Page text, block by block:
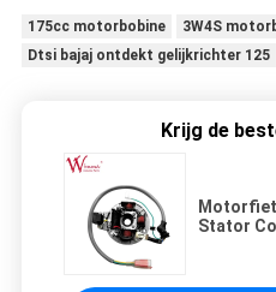
175cc motorbobine
3W4S
Dtsi bajaj ontdekt gelijkrichter 125
Krijg de
Stator